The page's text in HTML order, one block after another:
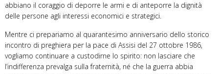
abbiano il coraggio di deporre le armi e di anteporre la dignità
delle persone agli interessi economici e strategici.
Mentre ci prepariamo al quarantesimo anniversario dello storico
incontro di preghiera per la pace di Assisi del 27 ottobre 1986,
vogliamo continuare a custodirne lo spirito: non lasciare che
l’indifferenza prevalga sulla fraternità, né che la guerra abbia